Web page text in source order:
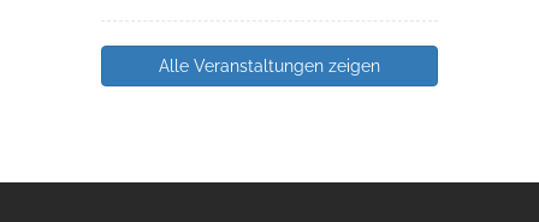
Alle Veranstaltungen zeigen